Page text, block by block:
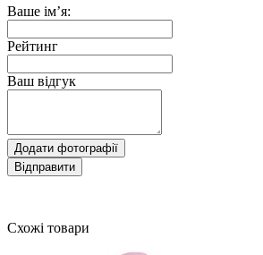
Ваше ім’я:
Рейтинг
Ваш відгук
Додати фотографії
Відправити
Схожі товари